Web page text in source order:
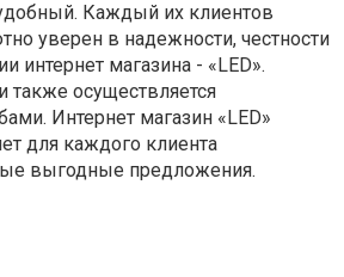
Каждый их клиентов
уверен в надежности, честности
интернет магазина - «LED».
также осуществляется
Интернет магазин «LED»
для каждого клиента
выгодные предложения.